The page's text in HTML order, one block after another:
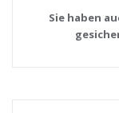
Sie haben